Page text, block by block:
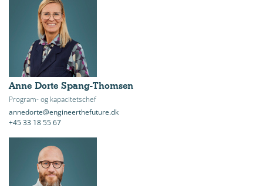
Anne Dorte Spang-Thomsen
Program- og kapacitetschef
annedorte@engineerthefuture.dk
+45 33 18 55 67